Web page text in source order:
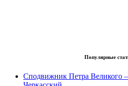
Популярные
Сподвижник Петра Великого